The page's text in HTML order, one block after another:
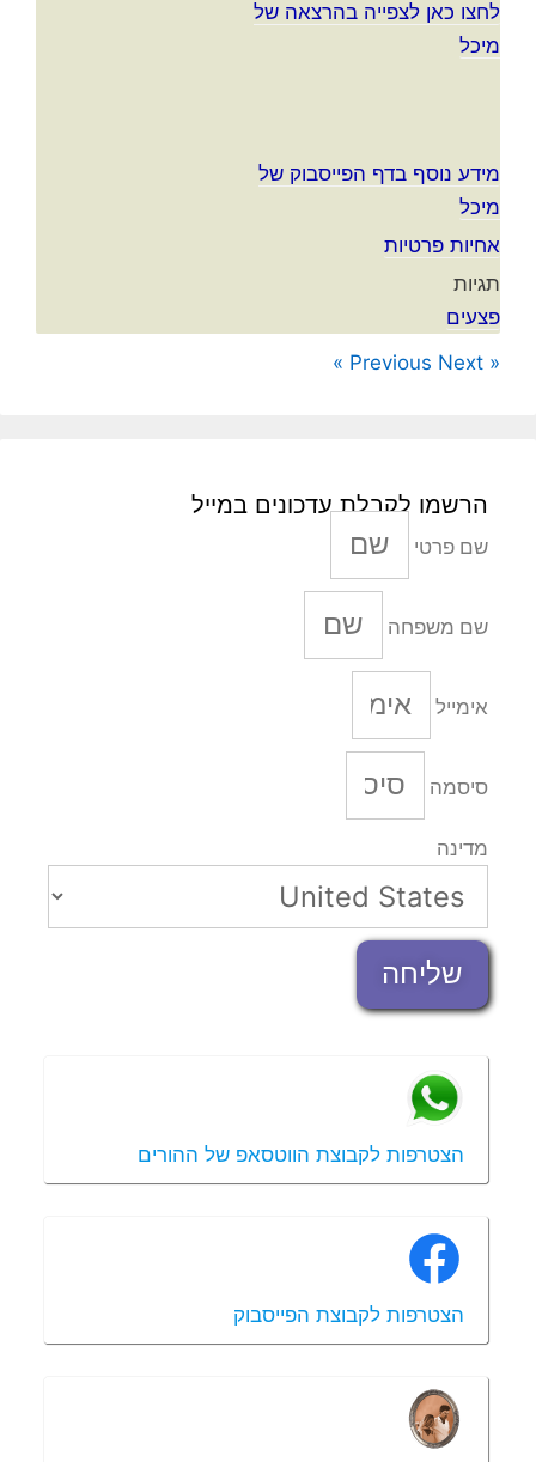
לחצו כאן לצפייה בהרצאה של
מיכל
מידע נוסף בדף הפייסבוק של
מיכל
אחיות פרטיות
תגיות
פצעים
« Previous
Next »
הרשמו לקבלת עדכונים במייל
שם פרטי
שם משפחה
אימייל
סיסמה
מדינה
שליחה
הצטרפות לקבוצת הווטסאפ של ההורים
הצטרפות לקבוצת הפייסבוק